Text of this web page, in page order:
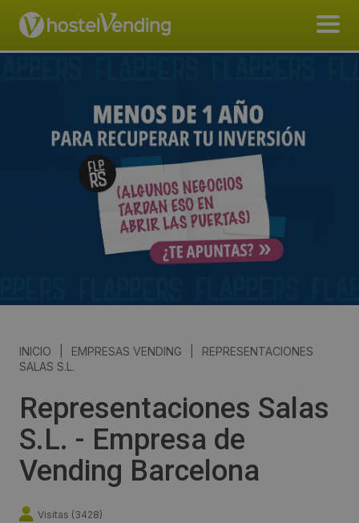
INICIO EMPRESAS VENDING
REPRESENTACIONES
SALAS S.L.
Representaciones Salas
S.L. - Empresa de
Vending Barcelona
Visitas (3428)